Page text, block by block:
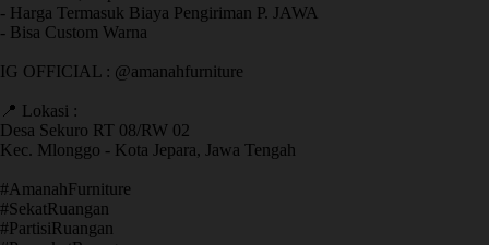
- Harga Termasuk Biaya Pengiriman P. JAWA
- Bisa Custom Warna
IG OFFICIAL : @amanahfurniture
📍 Lokasi :
Desa Sekuro RT 08/RW 02
Kec. Mlonggo - Kota Jepara, Jawa Tengah
​#AmanahFurniture
​#SekatRuangan
​#PartisiRuangan